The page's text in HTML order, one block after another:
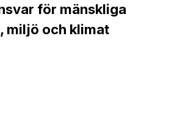
för mänskliga
miljö och klimat